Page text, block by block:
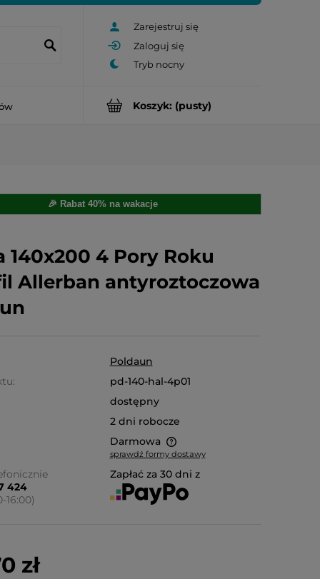
Zarejestruj się
Zaloguj się
Koszyk: (pusty)
🎉 Rabat 40% na wakacje
140x200 4 Pory Roku
Allerban antyroztoczowa
Poldaun
pd-140-hal-4p01
dostępny
2 dni robocze
Darmowa
nie zawiera ewentualnych
płatności
sprawdź formy dostawy
424
16:00)
Zapłać za 30 dni z
zł